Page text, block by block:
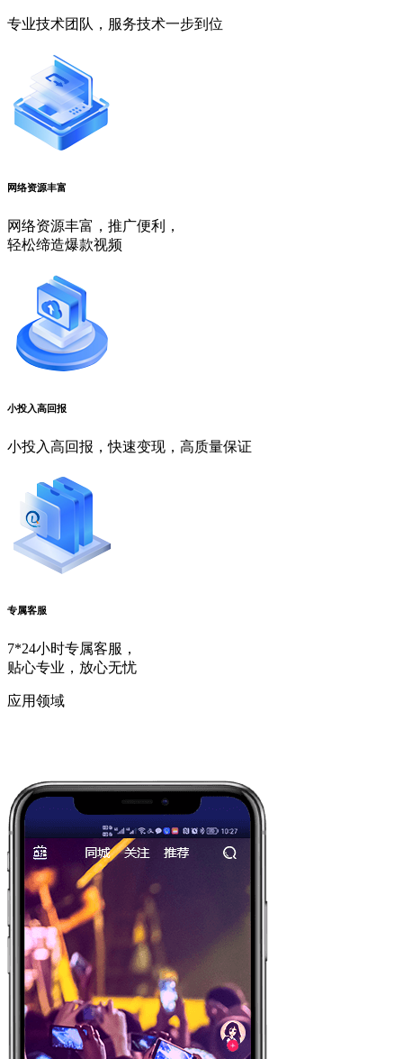
专业技术团队，服务技术一步到位
网络资源丰富
网络资源丰富，推广便利，
轻松缔造爆款视频
小投入高回报
小投入高回报，快速变现，高质量保证
专属客服
7*24小时专属客服，
贴心专业，放心无忧
应用领域